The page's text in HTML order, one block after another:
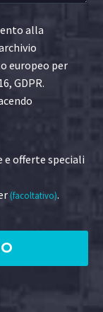
alla
europeo per
GDPR.
e offerte speciali
(facoltativo).